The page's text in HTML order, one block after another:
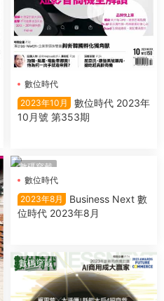
數位時代
2023年10月
數位時代 2023年
10月號 第353期
數碼穿戴
數位時代
2023年8月
Business Next 數
位時代 2023年8月
數碼穿戴